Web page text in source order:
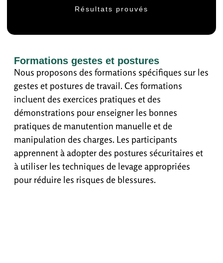
Résultats prouvés
Mes méthodes ont aidé de nombreux clients à atteindre leurs
objectifs de bien-être et de performance. Avec un suivi régulier et
Formations gestes et postures
Nous proposons des formations spécifiques sur les
gestes et postures de travail. Ces formations
incluent des exercices pratiques et des
démonstrations pour enseigner les bonnes
pratiques de manutention manuelle et de
manipulation des charges. Les participants
apprennent à adopter des postures sécuritaires et
à utiliser les techniques de levage appropriées
pour réduire les risques de blessures.